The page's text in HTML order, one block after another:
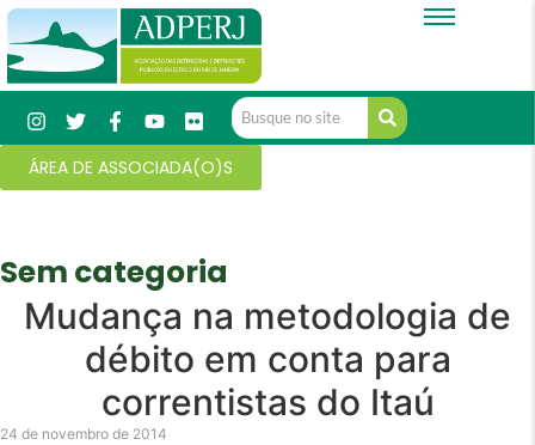
ÁREA DE ASSOCIADA(O)S
Sem categoria
Mudança na metodologia de
débito em conta para
correntistas do Itaú
24 de novembro de 2014